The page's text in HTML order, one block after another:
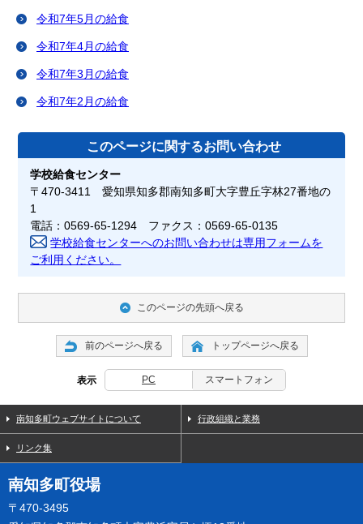
令和7年5月の給食
令和7年4月の給食
令和7年3月の給食
令和7年2月の給食
このページに関するお問い合わせ
学校給食センター
〒470-3411 愛知県知多郡南知多町大字豊丘字林27番地の
1
電話：0569-65-1294 ファクス：0569-65-0135
学校給食センターへのお問い合わせは専用フォームを
ご利用ください。
このページの先頭へ戻る
前のページへ戻る トップページへ戻る
表示 PC スマートフォン
南知多町ウェブサイトについて 行政組織と業務
リンク集
南知多町役場
〒470-3495